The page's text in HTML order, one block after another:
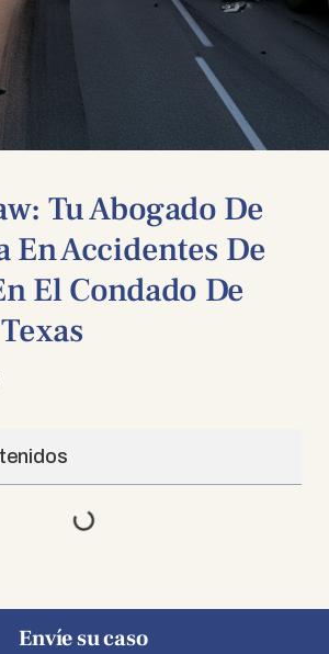
Tu Abogado De
En Accidentes De
El Condado De
Envíe su caso